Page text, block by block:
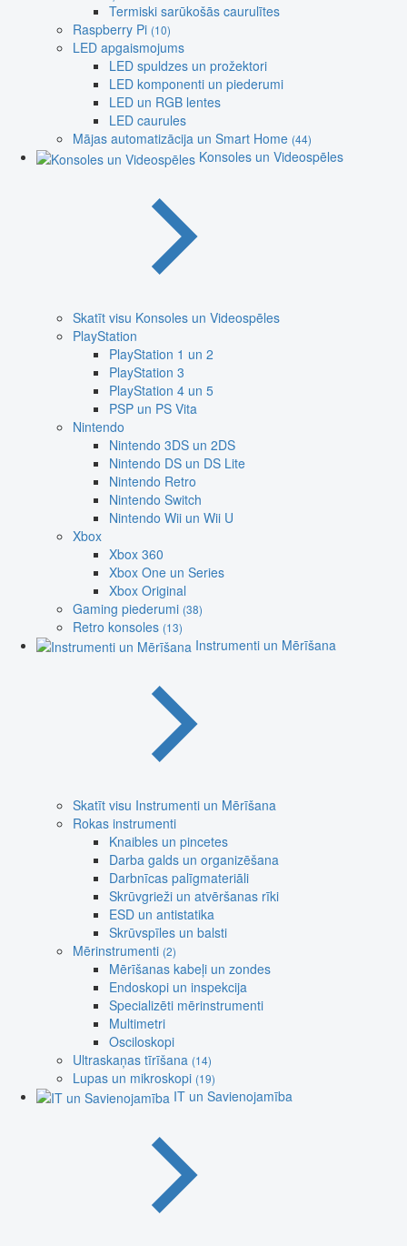
Termiski sarūkošās caurulītes
Raspberry Pi (10)
LED apgaismojums
LED spuldzes un prožektori
LED komponenti un piederumi
LED un RGB lentes
LED caurules
Mājas automatizācija un Smart Home (44)
Konsoles un Videospēles
Skatīt visu Konsoles un Videospēles
PlayStation
PlayStation 1 un 2
PlayStation 3
PlayStation 4 un 5
PSP un PS Vita
Nintendo
Nintendo 3DS un 2DS
Nintendo DS un DS Lite
Nintendo Retro
Nintendo Switch
Nintendo Wii un Wii U
Xbox
Xbox 360
Xbox One un Series
Xbox Original
Gaming piederumi (38)
Retro konsoles (13)
Instrumenti un Mērīšana
Skatīt visu Instrumenti un Mērīšana
Rokas instrumenti
Knaibles un pincetes
Darba galds un organizēšana
Darbnīcas palīgmateriāli
Skrūvgrieži un atvēršanas rīki
ESD un antistatika
Skrūvspīles un balsti
Mērinstrumenti (2)
Mērīšanas kabeļi un zondes
Endoskopi un inspekcija
Specializēti mērinstrumenti
Multimetri
Osciloskopi
Ultraskaņas tīrīšana (14)
Lupas un mikroskopi (19)
IT un Savienojamība